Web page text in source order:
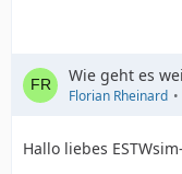
Wie geht es
Florian Rheinard
Hallo liebes